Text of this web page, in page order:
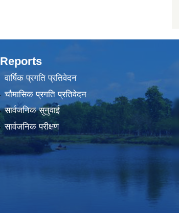
Reports
वार्षिक प्रगति प्रतिवेदन
चौमासिक प्रगति प्रतिवेदन
सार्वजनिक सुनुवाई
सार्वजनिक परीक्षण